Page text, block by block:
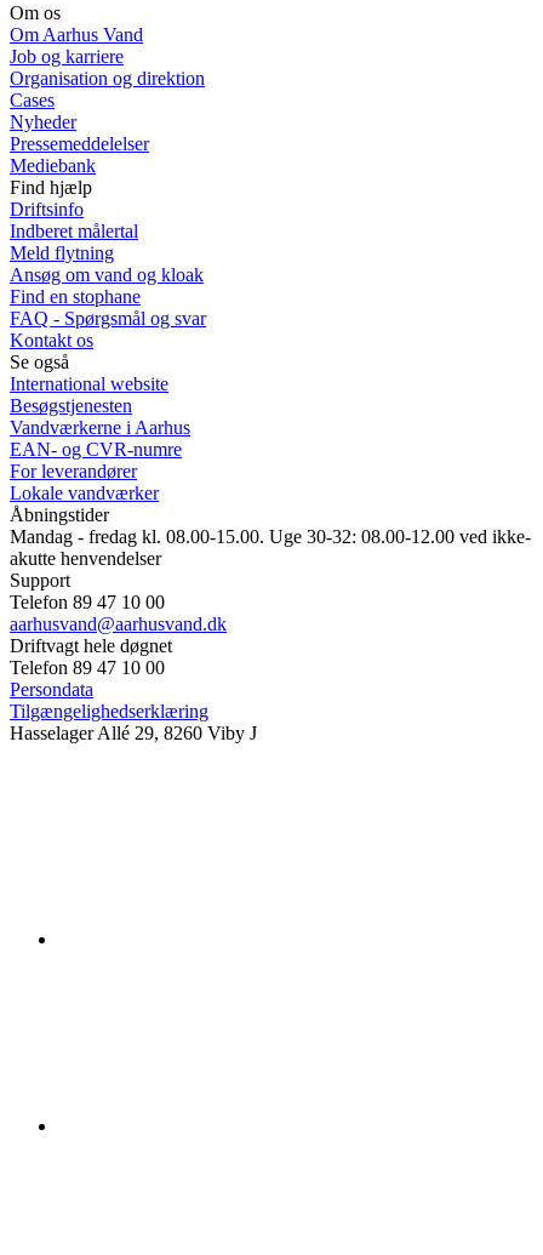
Om os
Om Aarhus Vand
Job og karriere
Organisation og direktion
Cases
Nyheder
Pressemeddelelser
Mediebank
Find hjælp
Driftsinfo
Indberet målertal
Meld flytning
Ansøg om vand og kloak
Find en stophane
FAQ - Spørgsmål og svar
Kontakt os
Se også
International website
Besøgstjenesten
Vandværkerne i Aarhus
EAN- og CVR-numre
For leverandører
Lokale vandværker
Åbningstider
Mandag - fredag kl. 08.00-15.00. Uge 30-32: 08.00-12.00 ved ikke-
akutte henvendelser
Support
Telefon 89 47 10 00
aarhusvand@aarhusvand.dk
Driftvagt hele døgnet
Telefon 89 47 10 00
Persondata
Tilgængelighedserklæring
Hasselager Allé 29, 8260 Viby J